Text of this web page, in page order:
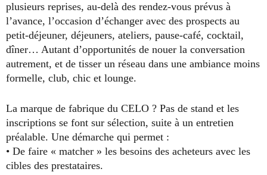
plusieurs reprises, au-delà des rendez-vous prévus à
l’avance, l’occasion d’échanger avec des prospects au
petit-déjeuner, déjeuners, ateliers, pause-café, cocktail,
dîner… Autant d’opportunités de nouer la conversation
autrement, et de tisser un réseau dans une ambiance moins
formelle, club, chic et lounge.
La marque de fabrique du CELO ? Pas de stand et les
inscriptions se font sur sélection, suite à un entretien
préalable. Une démarche qui permet :
• De faire « matcher » les besoins des acheteurs avec les
cibles des prestataires.